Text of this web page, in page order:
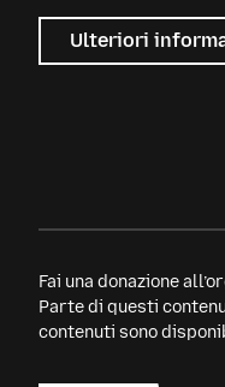
Ulteriori
Fai una donazione
Parte di questi
contenuti sono